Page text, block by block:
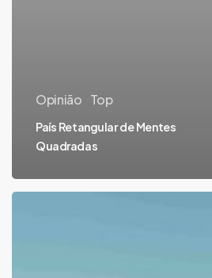
Opinião Top
País Retangular de Mentes
Quadradas